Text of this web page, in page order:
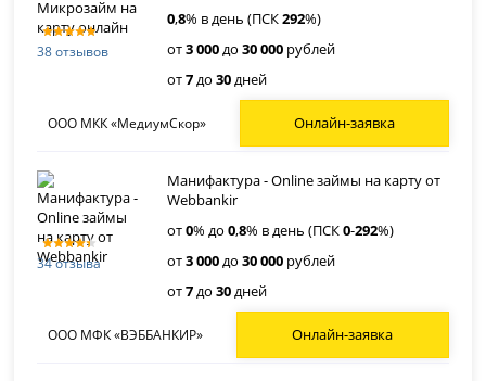
38 отзывов
0,8% в день (ПСК292%)
от3 000до30 000 рублей
от7до30дней
ООО МКК «МедиумСкор» Онлайн-заявка
34 отзыва
Манифактура - Online займы на карту от
Webbankir
от0% до0,8% в день (ПСК0-292%)
от3 000до30 000 рублей
от7до30дней
ООО МФК «ВЭББАНКИР» Онлайн-заявка